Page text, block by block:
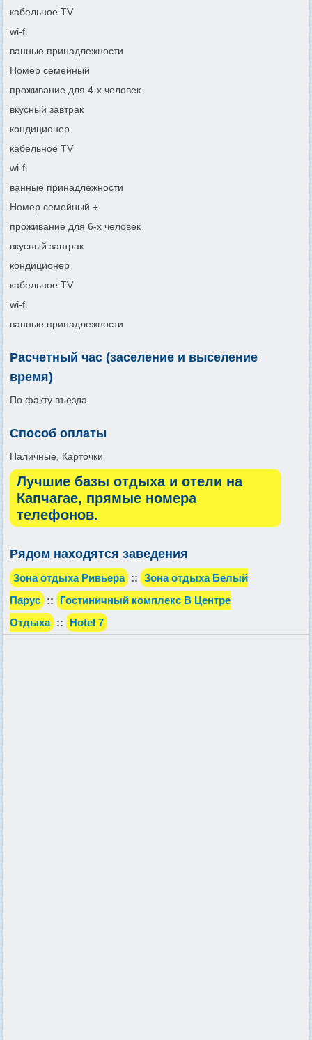
кабельное TV
wi-fi
ванные принадлежности
Номер семейный
проживание для 4-х человек
вкусный завтрак
кондиционер
кабельное TV
wi-fi
ванные принадлежности
Номер семейный +
проживание для 6-х человек
вкусный завтрак
кондиционер
кабельное TV
wi-fi
ванные принадлежности
Расчетный час (заселение и выселение
время)
По факту въезда
Способ оплаты
Наличные, Карточки
Лучшие базы отдыха и отели на
Капчагае, прямые номера
телефонов.
Рядом находятся заведения
Зона отдыха Ривьера :: Зона отдыха Белый
Парус ::
Гостиничный комплекс В Центре
Отдыха :: Hotel 7